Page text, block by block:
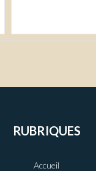
RUBRIQUES
Accueil